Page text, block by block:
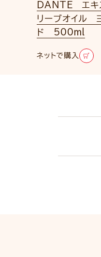
DANTE エキ
リーブオイル
ド 500ml
ネットで購入